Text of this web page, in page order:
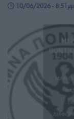
10/06/2026 - 8:51μμ